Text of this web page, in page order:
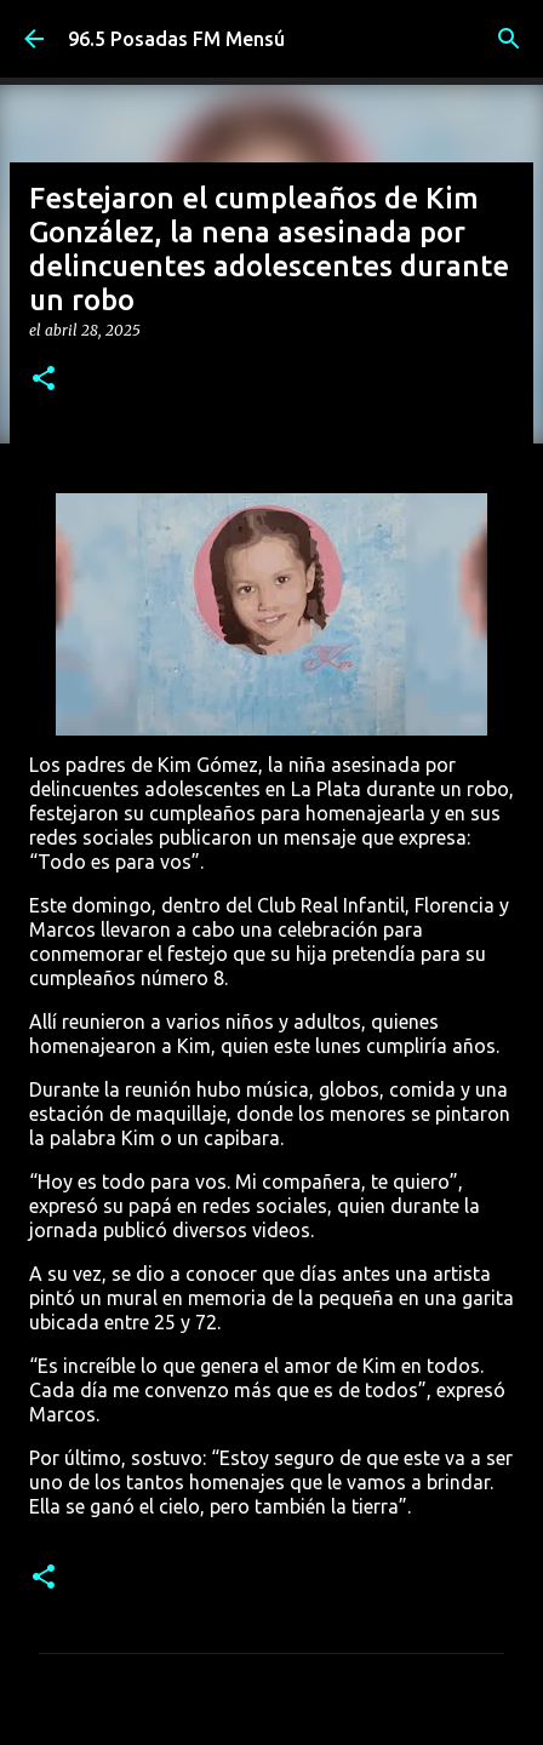
Ir al contenido principal
96.5 Posadas FM Mensú
Festejaron el cumpleaños de Kim
González, la nena asesinada por
delincuentes adolescentes durante
un robo
el abril 28, 2025
Los padres de Kim Gómez, la niña asesinada por
delincuentes adolescentes en La Plata durante un robo,
festejaron su cumpleaños para homenajearla y en sus
redes sociales publicaron un mensaje que expresa:
“Todo es para vos”.
Este domingo, dentro del Club Real Infantil, Florencia y
Marcos llevaron a cabo una celebración para
conmemorar el festejo que su hija pretendía para su
cumpleaños número 8.
Allí reunieron a varios niños y adultos, quienes
homenajearon a Kim, quien este lunes cumpliría años.
Durante la reunión hubo música, globos, comida y una
estación de maquillaje, donde los menores se pintaron
la palabra Kim o un capibara.
“Hoy es todo para vos. Mi compañera, te quiero”,
expresó su papá en redes sociales, quien durante la
jornada publicó diversos videos.
A su vez, se dio a conocer que días antes una artista
pintó un mural en memoria de la pequeña en una garita
ubicada entre 25 y 72.
“Es increíble lo que genera el amor de Kim en todos.
Cada día me convenzo más que es de todos”, expresó
Marcos.
Por último, sostuvo: “Estoy seguro de que este va a ser
uno de los tantos homenajes que le vamos a brindar.
Ella se ganó el cielo, pero también la tierra”.